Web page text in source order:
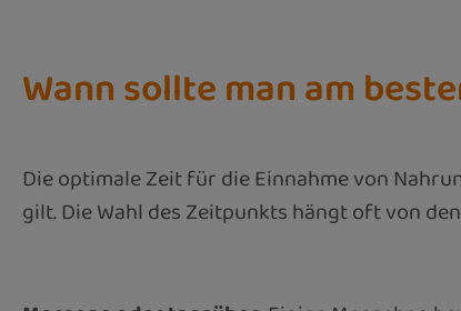
Wann sollte man am
Die optimale Zeit für die Einnahme von
gilt. Die Wahl des Zeitpunkts hängt oft von